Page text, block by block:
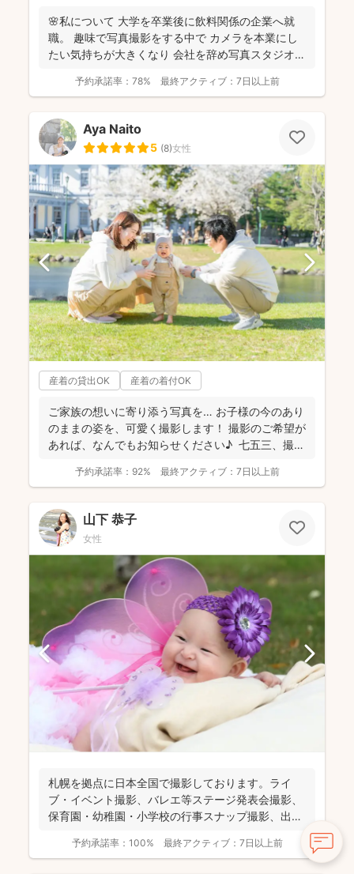
🌸私について 大学を卒業後に飲料関係の企業へ就
職。 趣味で写真撮影をする中で カメラを本業にし
たい気持ちが大きくなり 会社を辞め写真スタジオへ
予約承諾率： 78% 最終アクティブ： 7日以上前
Aya Naito
5 (8)女性
産着の貸出OK 産着の着付OK
ご家族の想いに寄り添う写真を… お子様の今のあり
のままの姿を、可愛く撮影します！ 撮影のご希望が
あれば、なんでもお知らせください♪ 七五三、撮
予約承諾率： 92% 最終アクティブ： 7日以上前
山下 恭子
女性
札幌を拠点に日本全国で撮影しております。ライ
ブ・イベント撮影、バレエ等ステージ発表会撮影、
保育園・幼稚園・小学校の行事スナップ撮影、出張
予約承諾率： 100% 最終アクティブ： 7日以上前